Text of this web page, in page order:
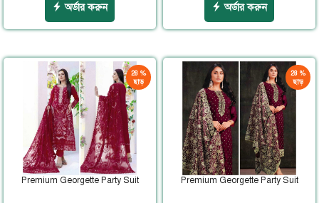
অর্ডার করুন অর্ডার করুন
28 %
ছাড়
Premium Georgette Party Suit
28 %
ছাড়
Premium Georgette Party Suit